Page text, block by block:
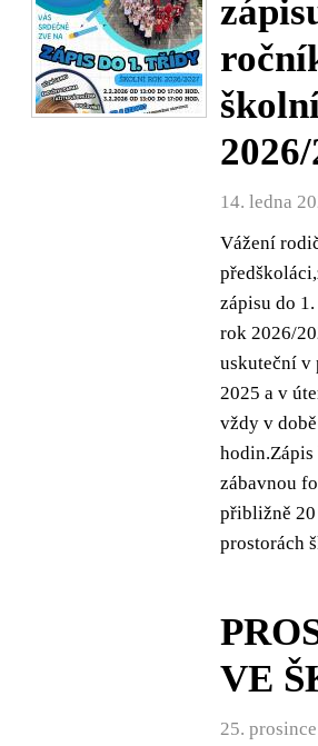
14. ledna
Vážení
zápisu do
rok 2026/
uskuteční v
2025 a v
vždy v
zábavnou
přibližně
prostorách
VE
25.